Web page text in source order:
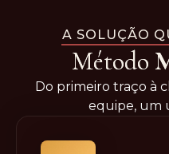
A SOLUÇÃO
Método
Do primeiro traço à
equipe, um